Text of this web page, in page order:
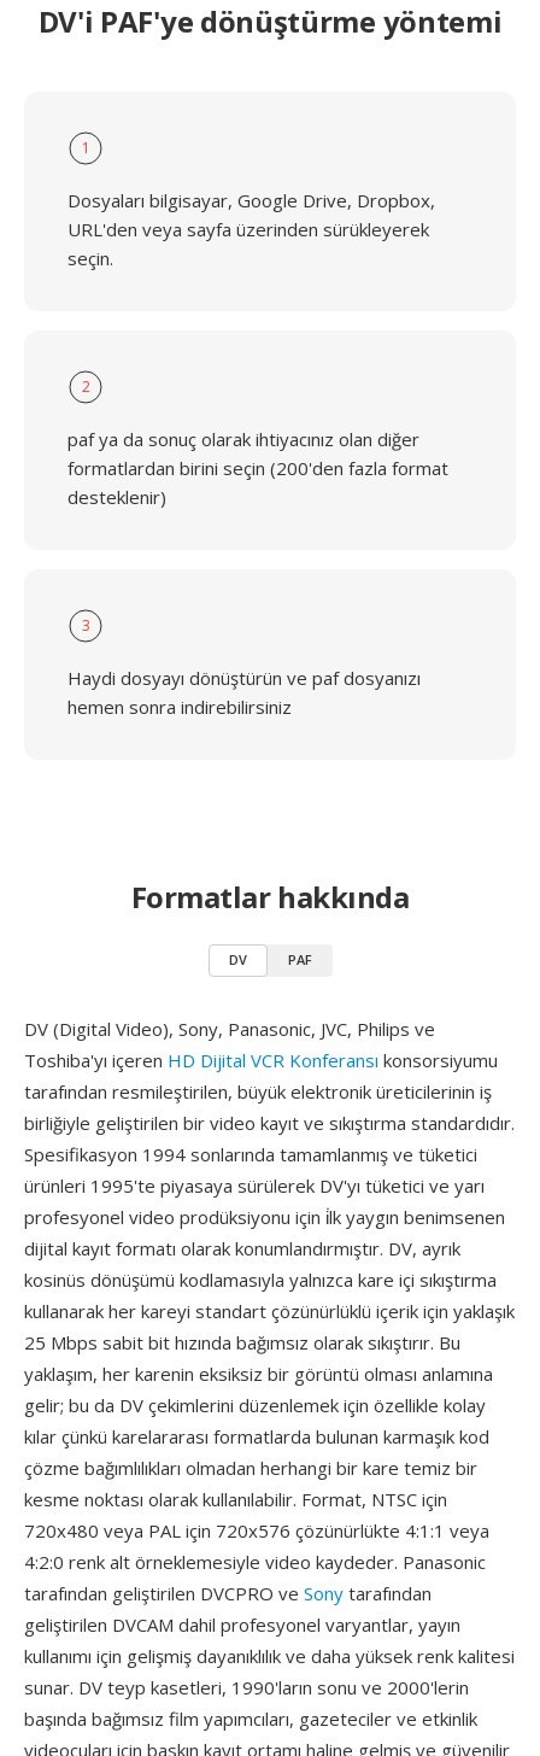
DV'i PAF'ye dönüştürme yöntemi
1
Dosyaları bilgisayar, Google Drive, Dropbox,
URL'den veya sayfa üzerinden sürükleyerek
seçin.
2
paf ya da sonuç olarak ihtiyacınız olan diğer
formatlardan birini seçin (200'den fazla format
desteklenir)
3
Haydi dosyayı dönüştürün ve paf dosyanızı
hemen sonra indirebilirsiniz
Formatlar hakkında
DV PAF
DV (Digital Video), Sony, Panasonic, JVC, Philips ve
Toshiba'yı içeren HD Dijital VCR Konferansı konsorsiyumu
tarafından resmileştirilen, büyük elektronik üreticilerinin iş
birliğiyle geliştirilen bir video kayıt ve sıkıştırma standardıdır.
Spesifikasyon 1994 sonlarında tamamlanmış ve tüketici
ürünleri 1995'te piyasaya sürülerek DV'yı tüketici ve yarı
profesyonel video prodüksiyonu için i̇lk yaygın benimsenen
dijital kayıt formatı olarak konumlandırmıştır. DV, ayrık
kosinüs dönüşümü kodlamasıyla yalnızca kare içi sıkıştırma
kullanarak her kareyi standart çözünürlüklü içerik için yaklaşık
25 Mbps sabit bit hızında bağımsız olarak sıkıştırır. Bu
yaklaşım, her karenin eksiksiz bir görüntü olması anlamına
gelir; bu da DV çekimlerini düzenlemek için özellikle kolay
kılar çünkü karelararası formatlarda bulunan karmaşık kod
çözme bağımlılıkları olmadan herhangi bir kare temiz bir
kesme noktası olarak kullanılabilir. Format, NTSC için
720x480 veya PAL için 720x576 çözünürlükte 4:1:1 veya
4:2:0 renk alt örneklemesiyle video kaydeder. Panasonic
tarafından geliştirilen DVCPRO ve Sony tarafından
geliştirilen DVCAM dahil profesyonel varyantlar, yayın
kullanımı için gelişmiş dayanıklılık ve daha yüksek renk kalitesi
sunar. DV teyp kasetleri, 1990'ların sonu ve 2000'lerin
başında bağımsız film yapımcıları, gazeteciler ve etkinlik
videocuları için baskın kayıt ortamı haline gelmiş ve güvenilir